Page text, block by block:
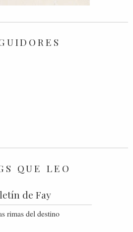
QUE LEO
de Fay
rimas del destino